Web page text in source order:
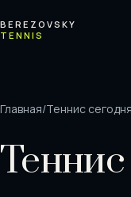
BEREZOVSKY
TENNIS
Главная/Теннис сегодня
Теннис